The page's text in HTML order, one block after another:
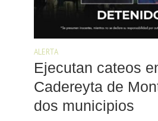
ALERTA
Ejecutan cateos
Cadereyta de
dos municipios